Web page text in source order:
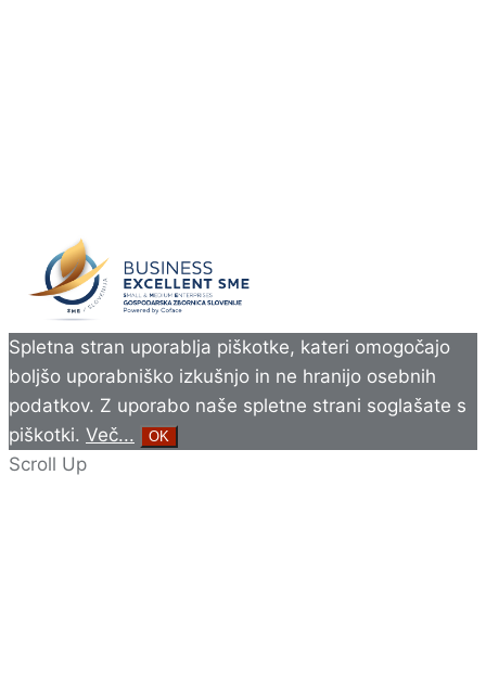
Spletna stran uporablja piškotke, kateri omogočajo
boljšo uporabniško izkušnjo in ne hranijo osebnih
podatkov. Z uporabo naše spletne strani soglašate s
piškotki. Več... OK
Scroll Up